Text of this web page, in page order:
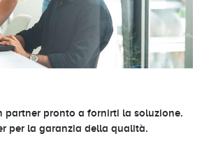
partner pronto a fornirti la soluzione.
per la garanzia della qualità.